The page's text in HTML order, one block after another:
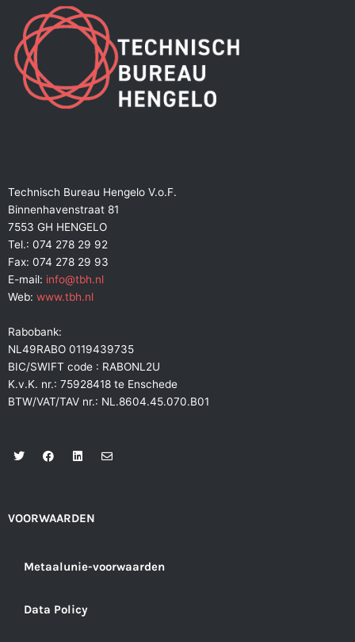
Technisch Bureau Hengelo V.o.F.
Binnenhavenstraat 81
7553 GH HENGELO
Tel.: 074 278 29 92
Fax: 074 278 29 93
E-mail: info@tbh.nl
Web: www.tbh.nl
Rabobank:
NL49RABO 0119439735
BIC/SWIFT code : RABONL2U
K.v.K. nr.: 75928418 te Enschede
BTW/VAT/TAV nr.: NL.8604.45.070.B01
T
w
r
F
a
o
L
i
i
E
n
VOORWAARDEN
Metaalunie-voorwaarden
Data Policy